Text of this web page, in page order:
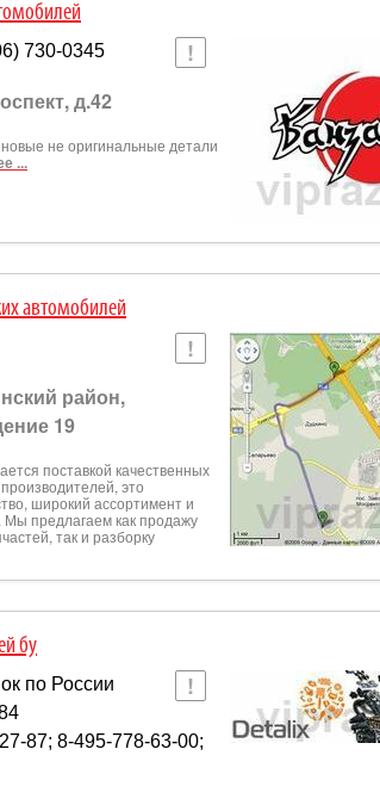
730-0345
д.42
не оригинальные детали
...
автомобилей
район,
19
поставкой качественных
это
широкий ассортимент и
предлагаем как продажу
так и разборку
бу
по России
87; 8-495-778-63-00;